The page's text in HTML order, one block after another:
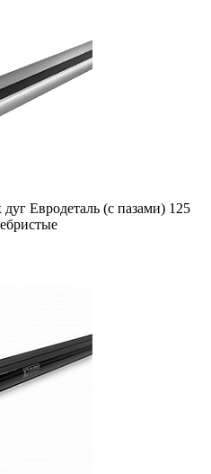
Евродеталь (с пазами) 125